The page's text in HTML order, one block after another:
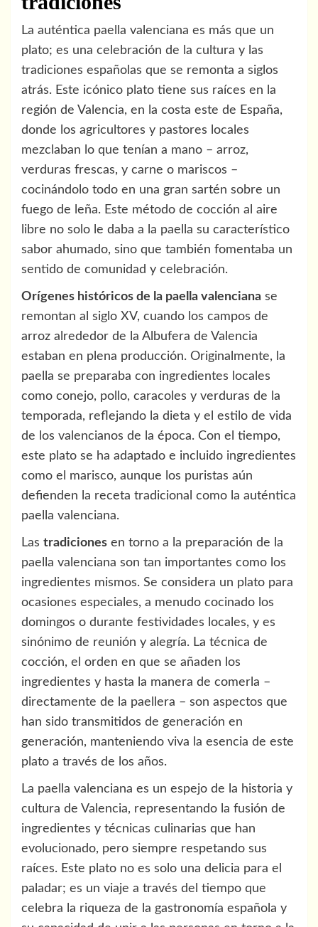
La auténtica paella valenciana es más que un
plato; es una celebración de la cultura y las
tradiciones españolas que se remonta a siglos
atrás. Este icónico plato tiene sus raíces en la
región de Valencia, en la costa este de España,
donde los agricultores y pastores locales
mezclaban lo que tenían a mano – arroz,
verduras frescas, y carne o mariscos –
cocinándolo todo en una gran sartén sobre un
fuego de leña. Este método de cocción al aire
libre no solo le daba a la paella su característico
sabor ahumado, sino que también fomentaba un
sentido de comunidad y celebración.
Orígenes históricos de la paella valenciana se
remontan al siglo XV, cuando los campos de
arroz alrededor de la Albufera de Valencia
estaban en plena producción. Originalmente, la
paella se preparaba con ingredientes locales
como conejo, pollo, caracoles y verduras de la
temporada, reflejando la dieta y el estilo de vida
de los valencianos de la época. Con el tiempo,
este plato se ha adaptado e incluido ingredientes
como el marisco, aunque los puristas aún
defienden la receta tradicional como la auténtica
paella valenciana.
Las tradiciones en torno a la preparación de la
paella valenciana son tan importantes como los
ingredientes mismos. Se considera un plato para
ocasiones especiales, a menudo cocinado los
domingos o durante festividades locales, y es
sinónimo de reunión y alegría. La técnica de
cocción, el orden en que se añaden los
ingredientes y hasta la manera de comerla –
directamente de la paellera – son aspectos que
han sido transmitidos de generación en
generación, manteniendo viva la esencia de este
plato a través de los años.
La paella valenciana es un espejo de la historia y
cultura de Valencia, representando la fusión de
ingredientes y técnicas culinarias que han
evolucionado, pero siempre respetando sus
raíces. Este plato no es solo una delicia para el
paladar; es un viaje a través del tiempo que
celebra la riqueza de la gastronomía española y